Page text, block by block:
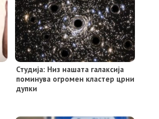
Студија: Низ нашата галаксија
поминува огромен кластер црни
дупки